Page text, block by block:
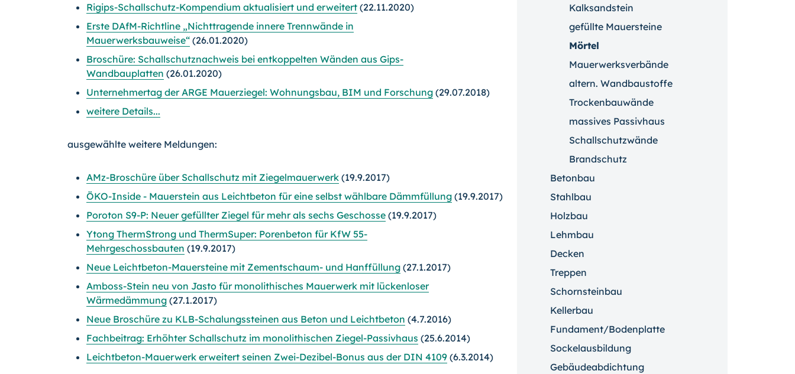
Rigips-Schallschutz-Kompendium aktualisiert und erweitert (22.11.2020)
Erste DAfM-Richtline „Nichttragende innere Trennwände in
Mauerwerksbauweise“ (26.01.2020)
Broschüre: Schallschutznachweis bei entkoppelten Wänden aus Gips-
Wandbauplatten (26.01.2020)
Unternehmertag der ARGE Mauerziegel: Wohnungsbau, BIM und Forschung (29.07.2018)
weitere Details...
ausgewählte weitere Meldungen:
AMz-Broschüre über Schallschutz mit Ziegelmauerwerk (19.9.2017)
ÖKO-Inside - Mauerstein aus Leichtbeton für eine selbst wählbare Dämmfüllung (19.9.2017)
Poroton S9-P: Neuer gefüllter Ziegel für mehr als sechs Geschosse (19.9.2017)
Ytong ThermStrong und ThermSuper: Porenbeton für KfW 55-
Mehrgeschossbauten (19.9.2017)
Neue Leichtbeton-Mauersteine mit Zementschaum- und Hanffüllung (27.1.2017)
Amboss-Stein neu von Jasto für monolithisches Mauerwerk mit lückenloser
Wärmedämmung (27.1.2017)
Neue Broschüre zu KLB-Schalungssteinen aus Beton und Leichtbeton (4.7.2016)
Fachbeitrag: Erhöhter Schallschutz im monolithischen Ziegel-Passivhaus (25.6.2014)
Leichtbeton-Mauerwerk erweitert seinen Zwei-Dezibel-Bonus aus der DIN 4109 (6.3.2014)
Kalksandstein
gefüllte Mauersteine
Mörtel
Mauerwerksverbände
altern. Wandbaustoffe
Trockenbauwände
massives Passivhaus
Schallschutzwände
Brandschutz
Betonbau
Stahlbau
Holzbau
Lehmbau
Decken
Treppen
Schornsteinbau
Kellerbau
Fundament/Bodenplatte
Sockelausbildung
Gebäudeabdichtung